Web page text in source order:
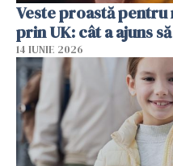
Veste proastă
prin UK: cât a ajuns
14 IUNIE 2026